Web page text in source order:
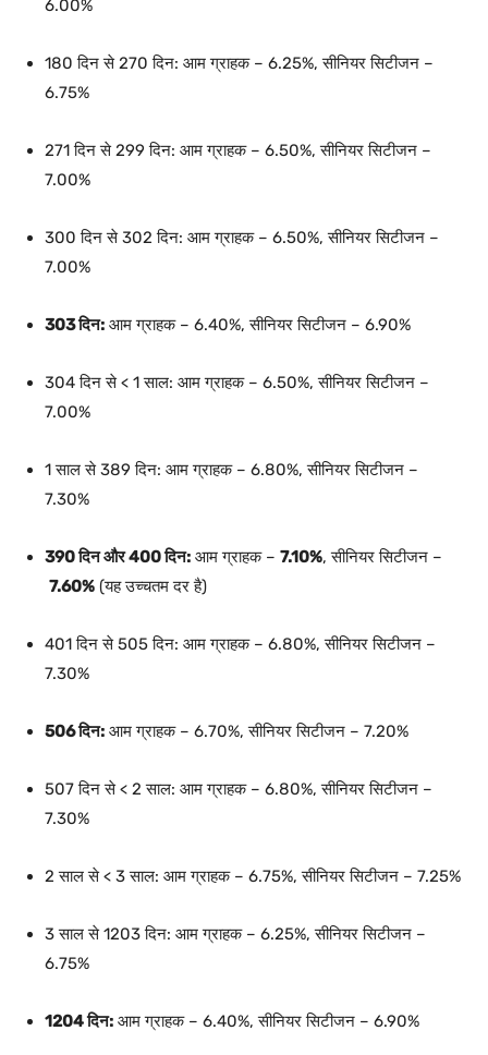
6.00%
180 दिन से 270 दिन: आम ग्राहक – 6.25%, सीनियर सिटीजन –
6.75%
271 दिन से 299 दिन: आम ग्राहक – 6.50%, सीनियर सिटीजन –
7.00%
300 दिन से 302 दिन: आम ग्राहक – 6.50%, सीनियर सिटीजन –
7.00%
303 दिन: आम ग्राहक – 6.40%, सीनियर सिटीजन – 6.90%
304 दिन से < 1 साल: आम ग्राहक – 6.50%, सीनियर सिटीजन –
7.00%
1 साल से 389 दिन: आम ग्राहक – 6.80%, सीनियर सिटीजन –
7.30%
390 दिन और 400 दिन: आम ग्राहक – 7.10%, सीनियर सिटीजन –
7.60% (यह उच्चतम दर है)
401 दिन से 505 दिन: आम ग्राहक – 6.80%, सीनियर सिटीजन –
7.30%
506 दिन: आम ग्राहक – 6.70%, सीनियर सिटीजन – 7.20%
507 दिन से < 2 साल: आम ग्राहक – 6.80%, सीनियर सिटीजन –
7.30%
2 साल से < 3 साल: आम ग्राहक – 6.75%, सीनियर सिटीजन – 7.25%
3 साल से 1203 दिन: आम ग्राहक – 6.25%, सीनियर सिटीजन –
6.75%
1204 दिन: आम ग्राहक – 6.40%, सीनियर सिटीजन – 6.90%